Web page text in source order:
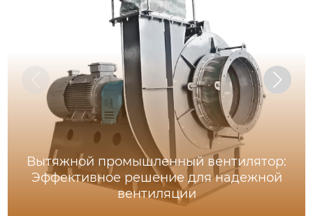
Вытяжной промышленный вентилятор:
Эффективное решение для надежной
вентиляции